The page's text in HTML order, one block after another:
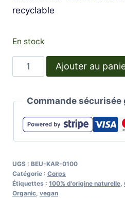
recyclable
En stock
quantité
de
Beurre
karité
Ajouter au
Commande sécurisée
UGS : BEU-KAR-0100
Catégorie : Corps
Étiquettes : 100% d'origine naturelle,
Organic, vegan